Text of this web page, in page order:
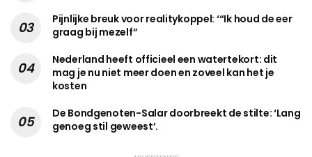
Pijnlijke breuk voor realitykoppel: ‘“Ik houd de eer
graag bij mezelf”
Nederland heeft officieel een watertekort: dit
mag je nu niet meer doen en zoveel kan het je
kosten
De Bondgenoten-Salar doorbreekt de stilte: ‘Lang
genoeg stil geweest’.